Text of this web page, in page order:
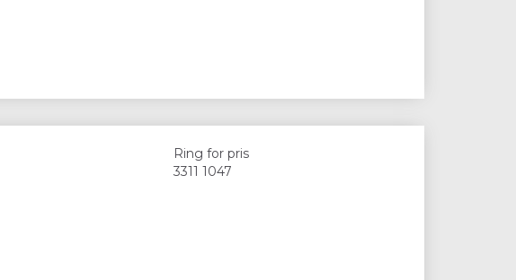
Ring for pris
3311 1047